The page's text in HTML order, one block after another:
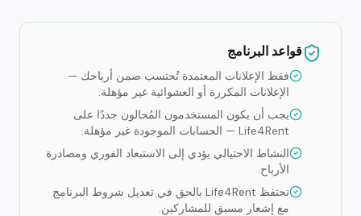
قواعد البرنامج
فقط الإعلانات المعتمدة تُحتسب ضمن أرباحك —
الإعلانات المكررة أو العشوائية غير مؤهلة.
يجب أن يكون المستخدمون المُحالون جددًا على
Life4Rent — الحسابات الموجودة غير مؤهلة.
النشاط الاحتيالي يؤدي إلى الاستبعاد الفوري ومصادرة
الأرباح.
تحتفظ Life4Rent بالحق في تعديل شروط البرنامج
مع إشعار مسبق للمشاركين.